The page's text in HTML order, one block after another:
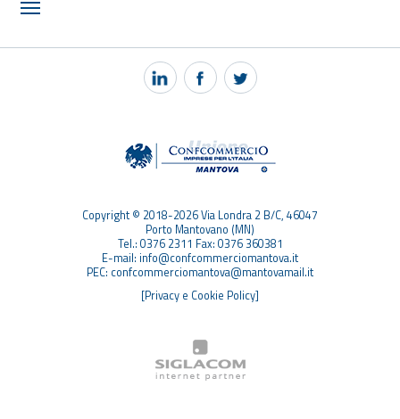
NOTIZIE
PEC MANTOVA MAIL
Copyright © 2018-2026 Via Londra 2 B/C, 46047
Porto Mantovano (MN)
Tel.: 0376 2311 Fax: 0376 360381
E-mail: info@confcommerciomantova.it
PEC: confcommerciomantova@mantovamail.it
[Privacy e Cookie Policy]